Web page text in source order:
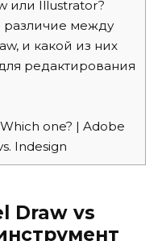
или Illustrator?
различие между
и какой из них
редактирования
one? | Adobe
Indesign
Draw vs